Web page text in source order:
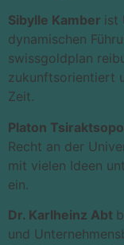
Sibylle Kamber ist
dynamischen
swissgoldplan
zukunftsorientiert
Zeit.
Platon
Recht an der
mit vielen Ideen
ein.
Dr. Karlheinz Abt
und